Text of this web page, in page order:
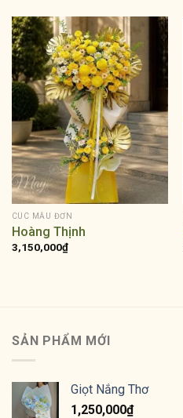
CÚC MẪU ĐƠN
Hoàng Thịnh
3,150,000₫
SẢN PHẨM MỚI
Giọt Nắng Thơ
1,250,000₫